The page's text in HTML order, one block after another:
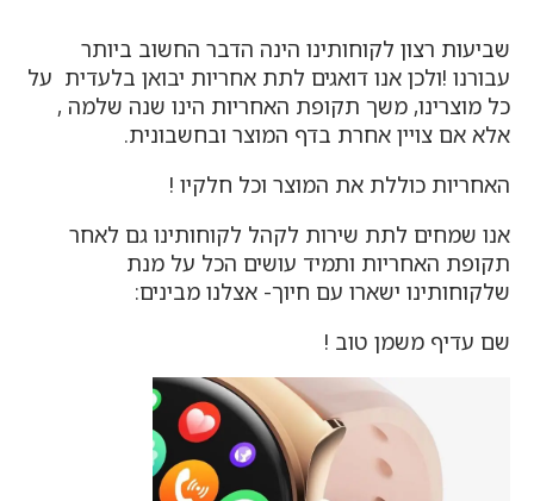
שביעות רצון לקוחותינו הינה הדבר החשוב ביותר
עבורנו !ולכן אנו דואגים לתת אחריות יבואן בלעדית על
כל מוצרינו, משך תקופת האחריות הינו שנה שלמה ,
אלא אם צויין אחרת בדף המוצר ובחשבונית.
האחריות כוללת את המוצר וכל חלקיו !
אנו שמחים לתת שירות לקהל לקוחותינו גם לאחר
תקופת האחריות ותמיד עושים הכל על מנת
שלקוחותינו ישארו עם חיוך- אצלנו מבינים:
שם עדיף משמן טוב !